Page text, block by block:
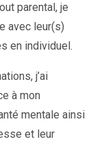
parental, je
avec leur(s)
en individuel.
j’ai
à mon
mentale ainsi
et leur